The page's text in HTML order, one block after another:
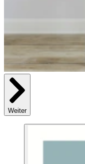
Weiter